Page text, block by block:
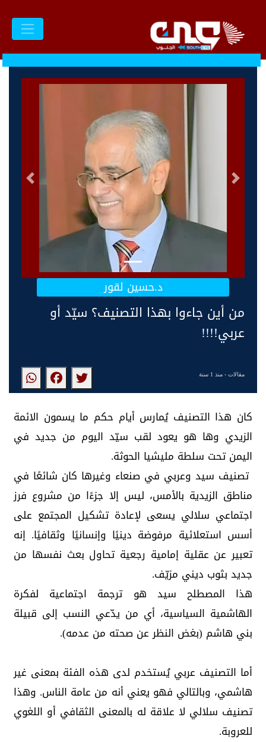
التالى السابق
د.حسين لقور
من أين جاءوا بهذا التصنيف؟ سيّد أو
عربي!!!!
مقالات- منذ 1 سنة
كان هذا التصنيف يُمارس أيام حكم ما يسمون الائمة
الزيدي وها هو يعود لقب سيّد اليوم من جديد في
اليمن تحت سلطة مليشيا الحوثة.
تصنيف سيد وعربي في صنعاء وغيرها كان شائعًا في
مناطق الزيدية بالأمس، ليس إلا جزءًا من مشروع فرز
اجتماعي سلالي يسعى لإعادة تشكيل المجتمع على
أسس استعلائية مرفوضة دينيًا وإنسانيًا وثقافيًا. إنه
تعبير عن عقلية إمامية رجعية تحاول بعث نفسها من
جديد بثوب ديني مزيّف.
هذا المصطلح سيد هو ترجمة اجتماعية لفكرة
الهاشمية السياسية، أي من يدّعي النسب إلى قبيلة
بني هاشم (بغض النظر عن صحته من عدمه).
أما التصنيف عربي يُستخدم لدى هذه الفئة بمعنى غير
هاشمي، وبالتالي فهو يعني أنه من عامة الناس. وهذا
تصنيف سلالي لا علاقة له بالمعنى الثقافي أو اللغوي
للعروبة.